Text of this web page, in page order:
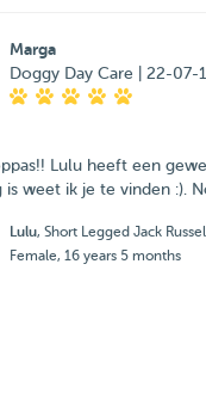
Marga
Doggy Day Care | 22-07-
Lulu heeft een
is weet ik je te vinden :).
Lulu, Short Legged Jack
Female, 16 years 5 months